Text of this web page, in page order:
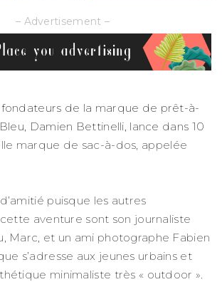
– Advertisement –
fondateurs de la marque de prêt-à-
Damien Bettinelli, lance dans 10
marque de sac-à-dos, appelée
puisque les autres
aventure sont son journaliste
Marc, et un ami photographe Fabien
s’adresse aux jeunes urbains et
minimaliste très « outdoor ».